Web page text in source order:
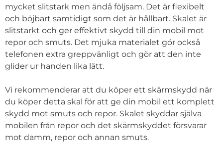
mycket slitstark men ändå följsam. Det är flexibelt
och böjbart samtidigt som det är hållbart. Skalet är
slitstarkt och ger effektivt skydd till din mobil mot
repor och smuts. Det mjuka materialet gör också
telefonen extra greppvänligt och gör att den inte
glider ur handen lika lätt.
Vi rekommenderar att du köper ett skärmskydd när
du köper detta skal för att ge din mobil ett komplett
skydd mot smuts och repor. Skalet skyddar själva
mobilen från repor och det skärmskyddet försvarar
mot damm, repor och annan smuts.